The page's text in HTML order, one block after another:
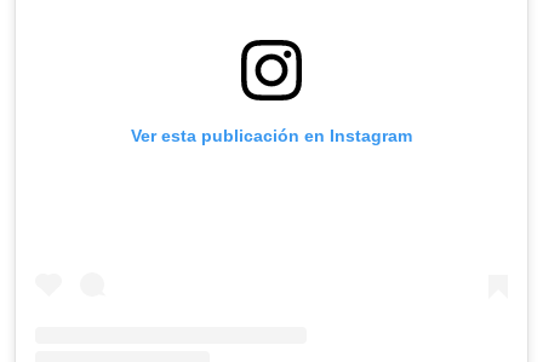
Ver esta publicación en Instagram